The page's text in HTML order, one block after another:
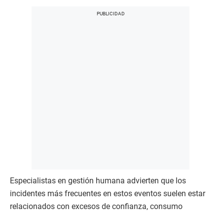
Especialistas en gestión humana advierten que los
incidentes más frecuentes en estos eventos suelen estar
relacionados con excesos de confianza, consumo